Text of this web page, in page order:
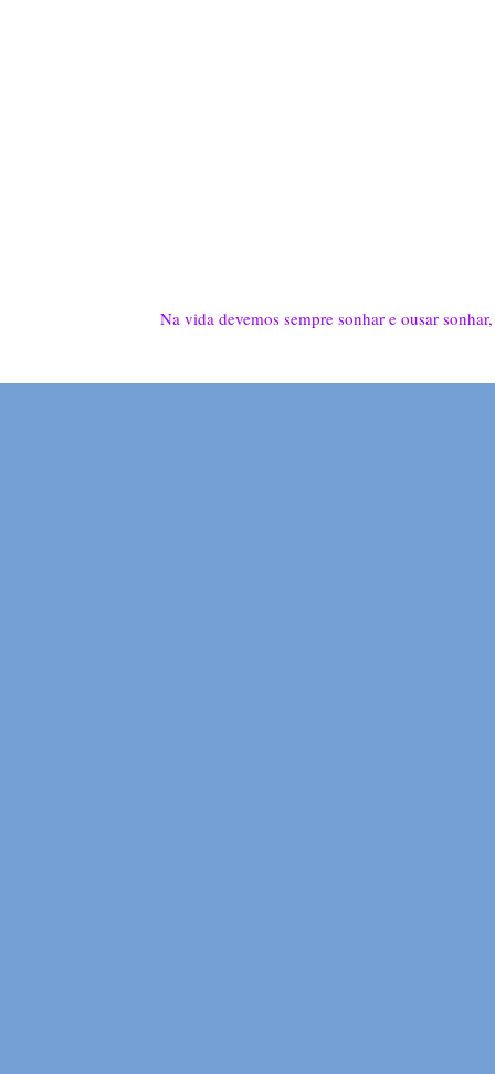
Na vida devemos sempre sonhar e ousar